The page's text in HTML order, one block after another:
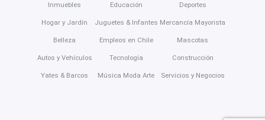
Inmuebles
Hogar y Jardín
Belleza
Autos y Vehículos
Yates & Barcos
Educación
Juguetes & Infantes
Empleos en Chile
Tecnología
Música Moda Arte
Deportes
Mercancía Mayorista
Mascotas
Construcción
Servicios y Negocios